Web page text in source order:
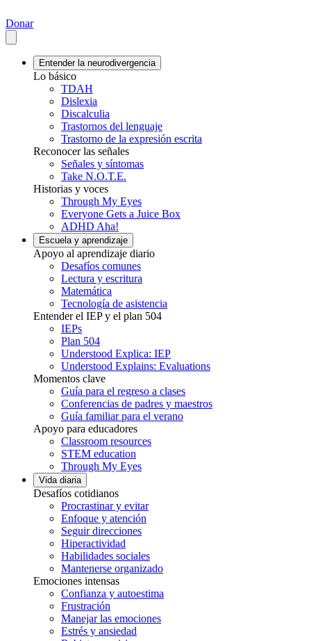
Donar
Entender la neurodivergencia
Lo básico
TDAH
Dislexia
Discalculia
Trastornos del lenguaje
Trastorno de la expresión escrita
Reconocer las señales
Señales y síntomas
Take N.O.T.E.
Historias y voces
Through My Eyes
Everyone Gets a Juice Box
ADHD Aha!
Escuela y aprendizaje
Apoyo al aprendizaje diario
Desafíos comunes
Lectura y escritura
Matemática
Tecnología de asistencia
Entender el IEP y el plan 504
IEPs
Plan 504
Understood Explica: IEP
Understood Explains: Evaluations
Momentos clave
Guía para el regreso a clases
Conferencias de padres y maestros
Guía familiar para el verano
Apoyo para educadores
Classroom resources
STEM education
Through My Eyes
Vida diaria
Desafíos cotidianos
Procrastinar y evitar
Enfoque y atención
Seguir direcciones
Hiperactividad
Habilidades sociales
Mantenerse organizado
Emociones intensas
Confianza y autoestima
Frustración
Manejar las emociones
Estrés y ansiedad